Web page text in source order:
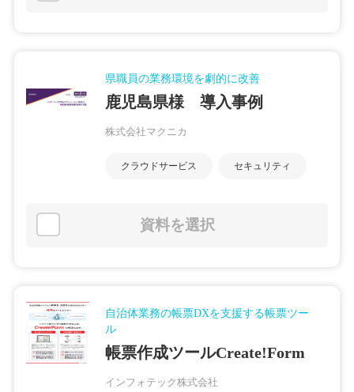
県職員の業務環境を劇的に改善
鹿児島県様 導入事例
株式会社マクニカ
クラウドサービス セキュリティ
資料を選択
自治体業務の帳票DXを支援する帳票ツー
ル
帳票作成ツールCreate!Form
インフォテック株式会社